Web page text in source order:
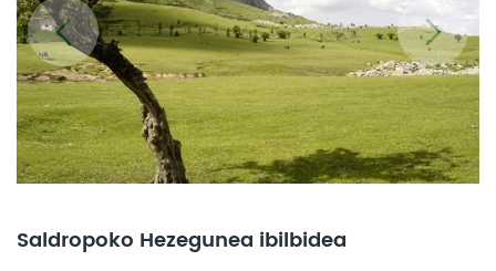
Saldropoko Hezegunea ibilbidea